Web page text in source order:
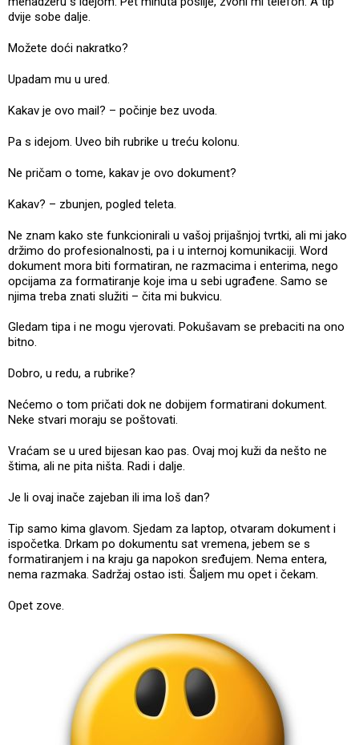
dvije sobe dalje.
Možete doći nakratko?
Upadam mu u ured.
Kakav je ovo mail? – počinje bez uvoda.
Pa s idejom. Uveo bih rubrike u treću kolonu.
Ne pričam o tome, kakav je ovo dokument?
Kakav? – zbunjen, pogled teleta.
Ne znam kako ste funkcionirali u vašoj prijašnjoj tvrtki, ali mi jako
držimo do profesionalnosti, pa i u internoj komunikaciji. Word
dokument mora biti formatiran, ne razmacima i enterima, nego
opcijama za formatiranje koje ima u sebi ugrađene. Samo se
njima treba znati služiti – čita mi bukvicu.
Gledam tipa i ne mogu vjerovati. Pokušavam se prebaciti na ono
bitno.
Dobro, u redu, a rubrike?
Nećemo o tom pričati dok ne dobijem formatirani dokument.
Neke stvari moraju se poštovati.
Vraćam se u ured bijesan kao pas. Ovaj moj kuži da nešto ne
štima, ali ne pita ništa. Radi i dalje.
Je li ovaj inače zajeban ili ima loš dan?
Tip samo kima glavom. Sjedam za laptop, otvaram dokument i
ispočetka. Drkam po dokumentu sat vremena, jebem se s
formatiranjem i na kraju ga napokon sređujem. Nema entera,
nema razmaka. Sadržaj ostao isti. Šaljem mu opet i čekam.
Opet zove.